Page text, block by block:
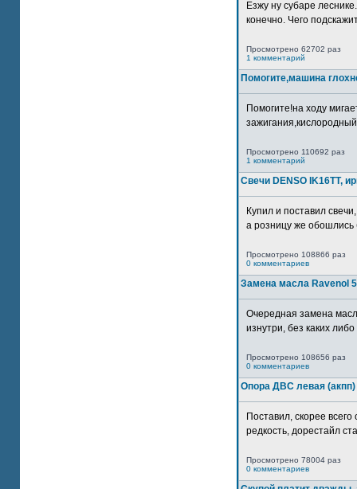
Езжу ну субаре
конечно. Чего
Просмотрено 62702 раз
1 комментарий
Помогите,машина
Помогите!на ходу
Просмотрено 110692 раз
1 комментарий
Свечи DENSO IK16TT,
Купил и поставил
а розницу же обошлись
Просмотрено 108866 раз
0 комментариев
Замена масла Ravenol
Очередная замена
изнутри, без каких
Просмотрено 108656 раз
0 комментариев
Опора ДВС левая (акпп)
Поставил, скорее
редкость, дорестайл
Просмотрено 78004 раз
0 комментариев